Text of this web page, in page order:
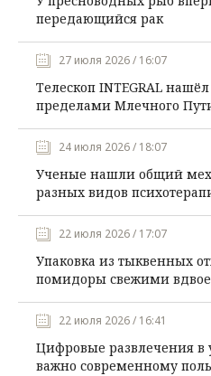
передающийся рак
27 июля 2026 / 16:07
Телескоп INTEGRAL
пределами Млечного
24 июля 2026 / 18:07
Ученые нашли общий
разных видов
22 июля 2026 / 17:07
Упаковка из тыквенных
помидоры свежими
22 июля 2026 / 16:41
Цифровые развлечения в
важно современному